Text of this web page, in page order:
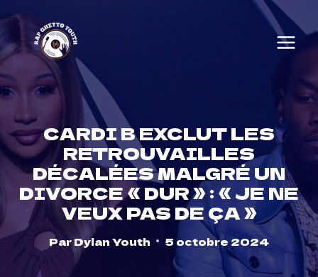
to
content
CARDI B EXCLUT LES
RETROUVAILLES
DÉCALÉES MALGRÉ UN
DIVORCE « DUR » : « JE NE
VEUX PAS DE ÇA »
ParDylan Youth 5 octobre 2024